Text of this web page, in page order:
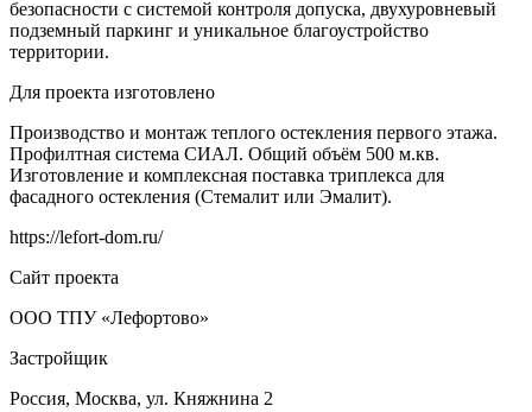
безопасности с системой контроля допуска, двухуровневый
подземный паркинг и уникальное благоустройство
территории.
Для проекта изготовлено
Производство и монтаж теплого остекления первого этажа.
Профилтная система СИАЛ. Общий объём 500 м.кв.
Изготовление и комплексная поставка триплекса для
фасадного остекления (Стемалит или Эмалит).
https://lefort-dom.ru/
Сайт проекта
ООО ТПУ «Лефортово»
Застройщик
Россия, Москва, ул. Княжнина 2